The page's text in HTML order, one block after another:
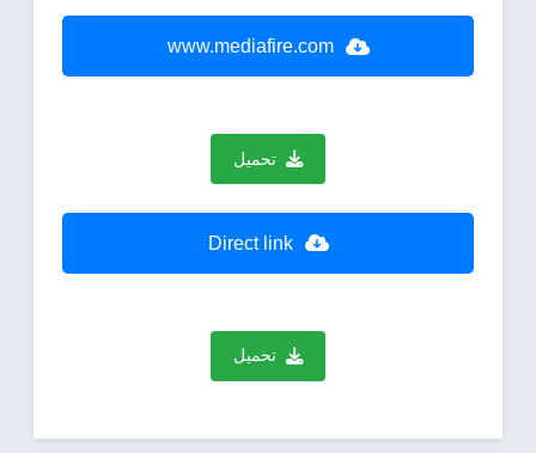
www.mediafire.com
تحميل
Direct link
تحميل